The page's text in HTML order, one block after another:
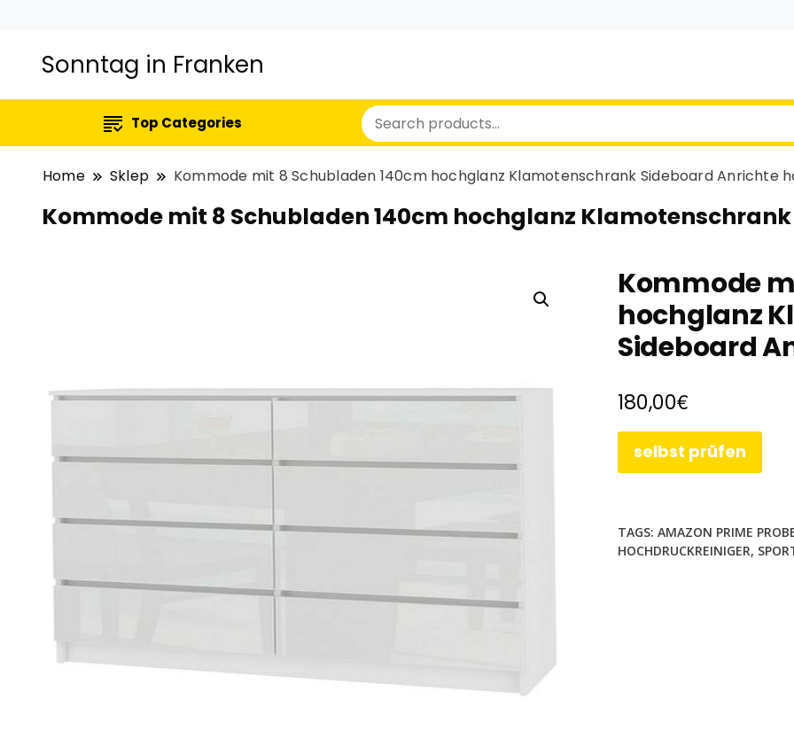
Sonntag in Franken
Top Categories
Home Sklep Kommode mit 8 Schubladen 140cm hochglanz Klamotenschrank Sideboard Anrichte
Kommode mit 8 Schubladen 140cm hochglanz
Kommode
hochglanz
Sideboard
180,00€
selbst prüfen
TAGS: AMAZON PRIME
HOCHDRUCKREINIGER,